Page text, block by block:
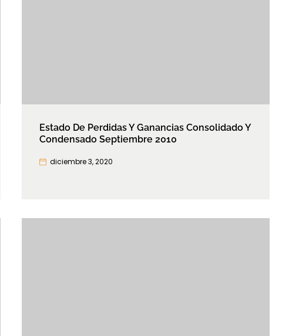
Estado De Perdidas Y Ganancias Consolidado Y
Condensado Septiembre 2010
diciembre 3, 2020